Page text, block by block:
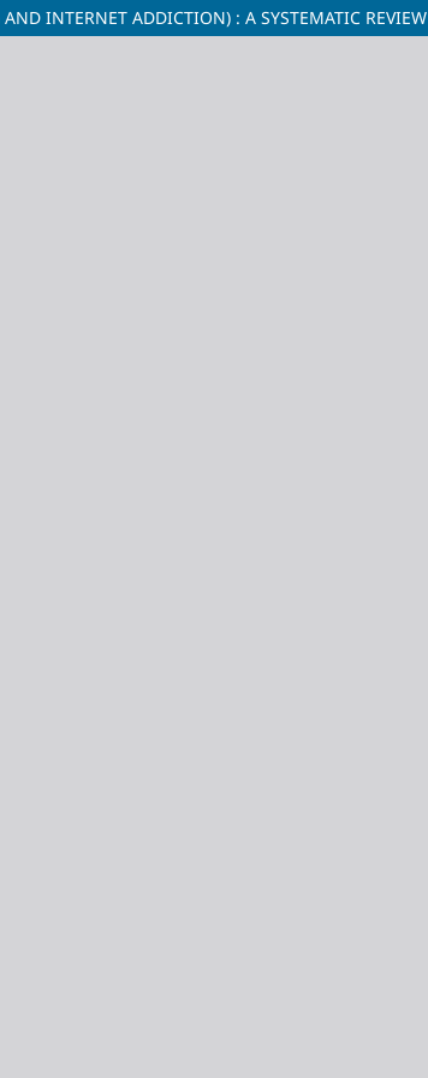
INTERNET ADDICTION) : A SYSTEMATIC REVIEW